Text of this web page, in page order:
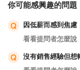
你可能感興趣的問題
因低薪而感到焦慮
看看提問者怎麼說
沒有銷售經驗但想